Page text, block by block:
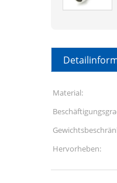
Material:
Hervorheben: